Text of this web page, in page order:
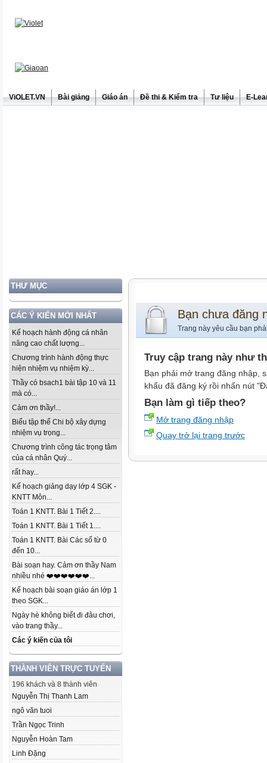
ViOLET.VN Bài giảng Giáo án Đề thi & Kiểm tra Tư liệu E-
THƯ MỤC
CÁC Ý KIẾN MỚI NHẤT
Kế hoạch hành động cá nhân
nâng cao chất lượng...
Chương trình hành động thực
hiện nhiệm vụ nhiệm kỳ...
Thầy có bsach1 bài tập 10 và 11
mà có...
Cảm ơn thầy!...
Biểu tập thể Chi bộ xây dựng
nhiệm vụ trọng...
Chương trình công tác trọng tâm
của cá nhân Quý...
rất hay...
Kế hoạch giảng dạy lớp 4 SGK -
KNTT Môn...
Toán 1 KNTT. Bài 1 Tiết 2....
Toán 1 KNTT. Bài 1 Tiết 1....
Toán 1 KNTT. Bài Các số từ 0
đến 10...
Bài soạn hay. Cảm ơn thầy Nam
nhiều nhé ❤️❤️❤️❤️❤️❤️...
Kế hoạch bài soạn giáo án lớp 1
theo SGK...
Ngày hè không biết đi đâu chơi,
vào trang thầy...
Các ý kiến của tôi
THÀNH VIÊN TRỰC TUYẾN
196 khách và 8 thành viên
Nguyễn Thị Thanh Lam
ngô văn tuoi
Trần Ngọc Trinh
Nguyễn Hoàn Tam
Linh Đặng
Bạn chưa đăng
Trang này yêu cầu bạn
Truy cập trang này như
Bạn phải mở trang đăng nhập,
khẩu đã đăng ký rồi nhấn nút
Bạn làm gì tiếp theo?
Mở trang đăng nhập
Quay trở lại trang trước